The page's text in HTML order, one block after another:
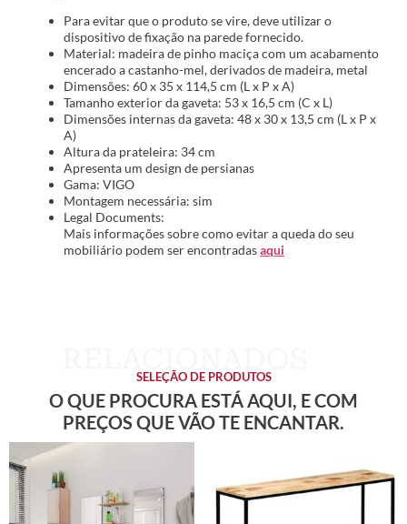
Para evitar que o produto se vire, deve utilizar o
dispositivo de fixação na parede fornecido.
Material: madeira de pinho maciça com um acabamento
encerado a castanho-mel, derivados de madeira, metal
Dimensões: 60 x 35 x 114,5 cm (L x P x A)
Tamanho exterior da gaveta: 53 x 16,5 cm (C x L)
Dimensões internas da gaveta: 48 x 30 x 13,5 cm (L x P x
A)
Altura da prateleira: 34 cm
Apresenta um design de persianas
Gama: VIGO
Montagem necessária: sim
Legal Documents:
Mais informações sobre como evitar a queda do seu
mobiliário podem ser encontradasaqui
SELEÇÃO DE PRODUTOS
O QUE PROCURA ESTÁ AQUI, E COM
PREÇOS QUE VÃO TE ENCANTAR.